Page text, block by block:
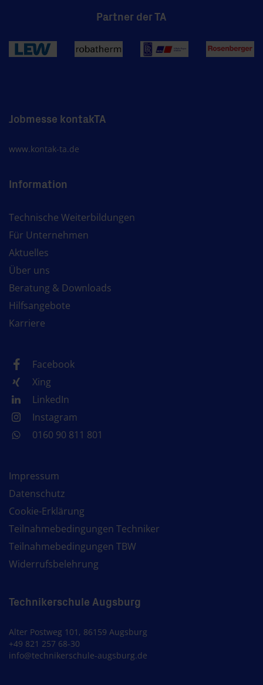
Partner der TA
Jobmesse kontakTA
www.kontak-ta.de
Information
Technische Weiterbildungen
Für Unternehmen
Aktuelles
Über uns
Beratung & Downloads
Hilfsangebote
Karriere
Facebook
Xing
LinkedIn
Instagram
0160 90 811 801
Impressum
Datenschutz
Cookie-Erklärung
Teilnahmebedingungen Techniker
Teilnahmebedingungen TBW
Widerrufsbelehrung
Technikerschule Augsburg
Alter Postweg 101, 86159 Augsburg
+49 821 257 68-30
info@technikerschule-augsburg.de